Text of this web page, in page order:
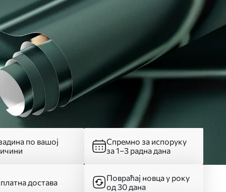
по вашој
Спремно за испоруку
за 1–3 радна дана
достава
Повраћај новца у року
од 30 дана